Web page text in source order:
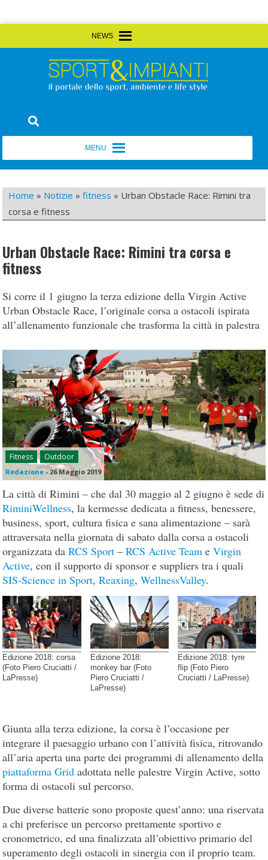
to
Sport&Impianti
Home » Notizie »fitness » Urban Obstacle Race: Rimini tra
corsa e fitness
Urban Obstacle Race: Rimini tra corsa e
fitness
Si corre il 1 giugno la terza edizione della Virgin Active
Urban Obstacle Race, l’originale corsa a ostacoli ispirata
all’allenamento funzionale che trasforma la città in palestra
Fitness Outdoor
Redazione-26 Maggio 2019
La città di Rimini – che dal 30 maggio al 2 giugno è sede di
RiminiWellness, la kermesse dedicata a fitness, benessere,
business, sport, cultura fisica e sana alimentazione – sarà
attraversata nella giornata di sabato dalla corsa a ostacoli
organizzata daRCS Sport – RCS Active Team eVirgin
Active, con il supporto di sponsor e suppliers tra i quali
SIS-Science in Sport,Reaxing,WellnessValley.
Edizione 2018: corsa
(Foto Piero Cruciatti /
LaPresse)
Edizione 2018:
monkey bar (Foto
Piero Cruciatti /
LaPresse)
Edizione 2018: tyre
flip (Foto Piero
Cruciatti / LaPresse)
Giunta alla terza edizione, la corsa è l’occasione per
integrare il paesaggio urbano con l’attività fisica, ritrovando
all’aria aperta una parte dei programmi di allenamento della
piattaforma Grid adottata nelle palestre Virgin Active, sotto
forma di ostacoli sul percorso.
Due diverse batterie sono proposte quest’anno: una riservata
a chi preferisce un percorso prettamente sportivo e
cronometrico, ed una finalizzata all’obiettivo primario del
superamento degli ostacoli in sinergia con il proprio team.